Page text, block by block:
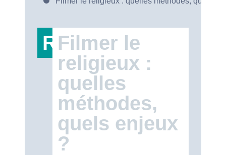
RT47
Filmer le
religieux :
quelles
méthodes,
quels enjeux
?